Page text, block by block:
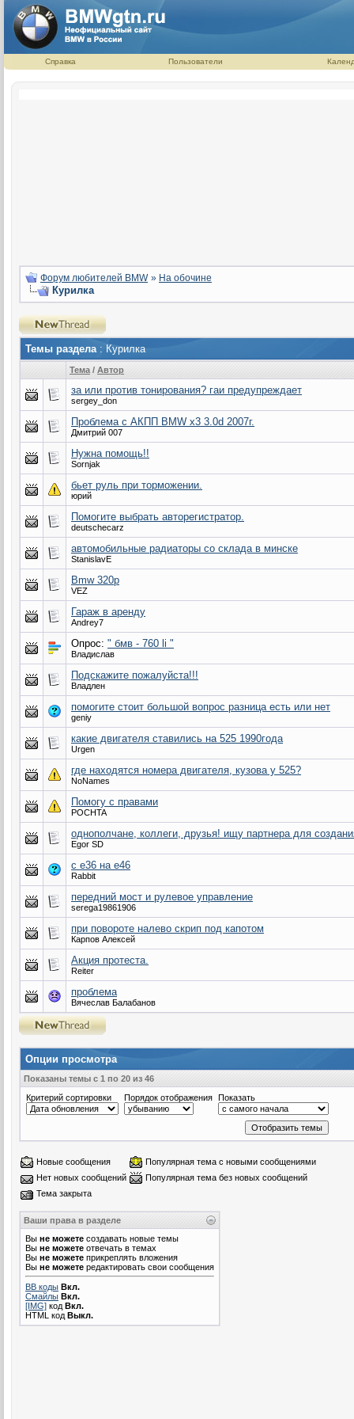
Справка Пользователи
Форум любителей BMW » На обочине
Курилка
Темы раздела : Курилка
Тема / Автор
за или против тонирования? гаи предупреждает
sergey_don
Проблема с АКПП BMW x3 3.0d 2007г.
Дмитрий 007
Нужна помощь!!
Sornjak
бьет руль при торможении.
юрий
Помогите выбрать авторегистратор.
deutschecarz
автомобильные радиаторы со склада в минске
StanislavE
Bmw 320p
VEZ
Гараж в аренду
Andrey7
Опрос: " бмв - 760 li "
Владислав
Подскажите пожалуйста!!!
Владлен
помогите стоит большой вопрос разница есть или нет
geniy
какие двигателя ставились на 525 1990года
Urgen
где находятся номера двигателя, кузова у 525?
NoNames
Помогу с правами
POCHTA
однополчане, коллеги, друзья! ищу партнера для
Egor SD
с e36 на e46
Rabbit
передний мост и рулевое управление
serega19861906
при повороте налево скрип под капотом
Карпов Алексей
Акция протеста.
Reiter
проблема
Вячеслав Балабанов
Опции просмотра
Показаны темы с 1 по 20 из 46
Критерий сортировки
Порядок отображения Показать
Новые сообщения
Популярная тема с новыми сообщениями
Нет новых сообщений
Популярная тема без новых сообщений
Тема закрыта
Ваши права в разделе
Вы не можете создавать новые темы
Вы не можете отвечать в темах
Вы не можете прикреплять вложения
Вы не можете редактировать свои сообщения
BB коды Вкл.
Смайлы Вкл.
[IMG] код Вкл.
HTML код Выкл.